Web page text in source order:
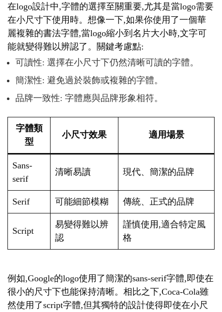
在logo設計中,字體的選擇至關重要,尤其是當logo需要
在小尺寸下使用時。想像一下,如果你使用了一個華
麗複雜的書法字體,當logo縮小到名片大小時,文字可
能就變得難以辨認了。關鍵考慮點:
可讀性: 選擇在小尺寸下仍然清晰可讀的字體。
簡潔性: 避免過於裝飾或複雜的字體。
品牌一致性: 字體應與品牌形象相符。
字體類
型
小尺寸效果 適用場景
Sans-
serif
清晰易讀 現代、簡潔的品牌
Serif 可能細節模糊 傳統、正式的品牌
Script
易變得難以辨
認
謹慎使用,適合特定風
格
例如,Google的logo使用了簡潔的sans-serif字體,即使在
很小的尺寸下也能保持清晰。相比之下,Coca-Cola雖
然使用了script字體,但其獨特的設計使得即使在小尺